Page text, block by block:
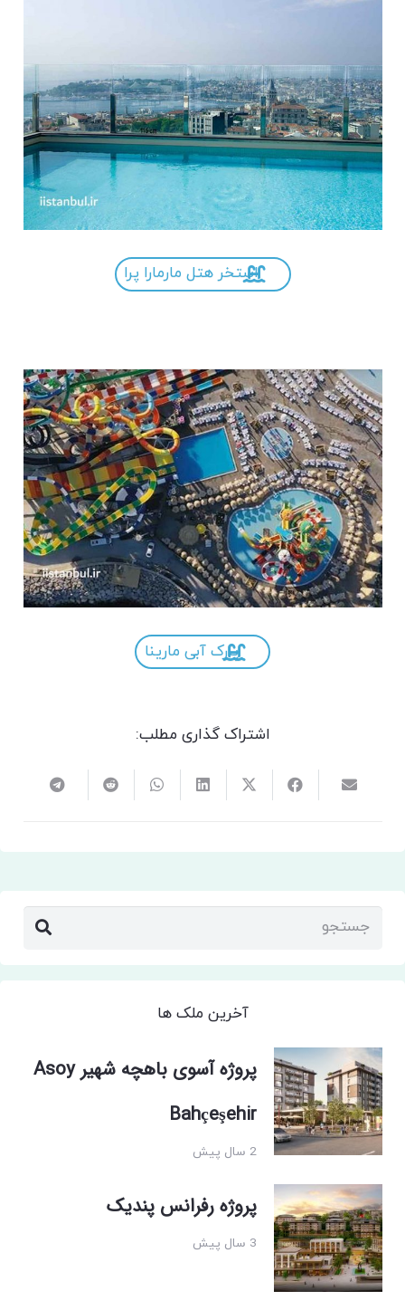
استخر هتل مارمارا پرا
پارک آبی مارینا
اشتراک گذاری مطلب:
آخرین ملک ها
پروژه آسوی باهچه شهیر Asoy
Bahçeşehir
2 سال پیش
پروژه رفرانس پندیک
3 سال پیش